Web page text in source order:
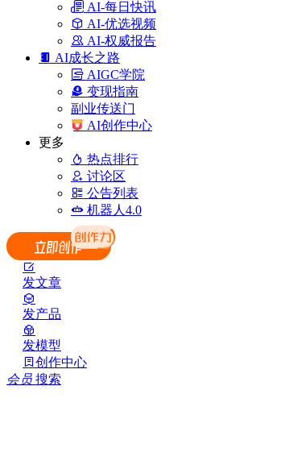
AI-每日快讯
AI-优选视频
AI-权威报告
AI成长之路
AIGC学院
变现指南
副业传送门
AI创作中心
更多
热点排行
讨论区
公告列表
机器人4.0
发文章
发产品
发模型
创作中心
会员 搜索